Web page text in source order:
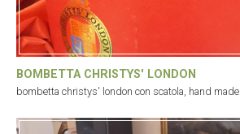
BOMBETTA CHRISTYS' LONDON
bombetta christys' london con scatola, hand made